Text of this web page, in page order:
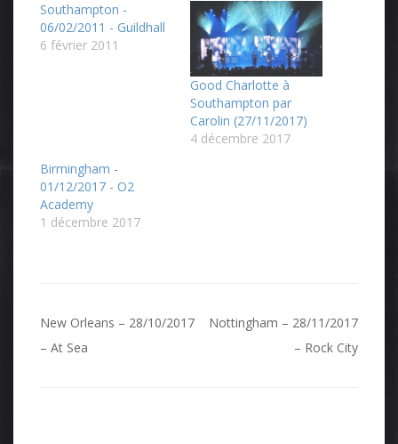
Southampton -
06/02/2011 - Guildhall
6 février 2011
Good Charlotte à
Southampton par
Carolin (27/11/2017)
4 décembre 2017
Birmingham -
01/12/2017 - O2
Academy
1 décembre 2017
Navigation
de
New Orleans – 28/10/2017
– At Sea
Nottingham – 28/11/2017
– Rock City